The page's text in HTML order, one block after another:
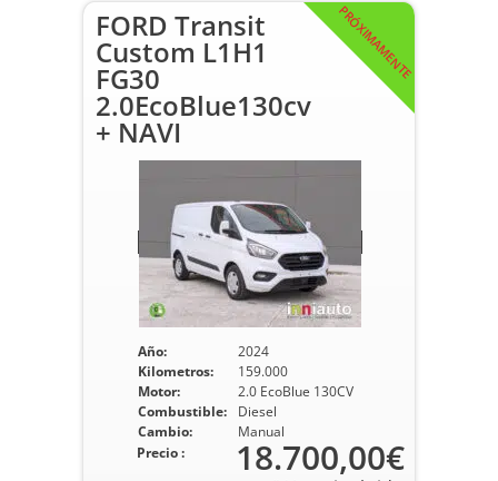
PRÓXIMAMENTE
FORD Transit
Custom L1H1
FG30
2.0EcoBlue130cv
+ NAVI
Año:
2024
Kilometros:
159.000
Motor:
2.0 EcoBlue 130CV
Combustible:
Diesel
Cambio:
Manual
Precio : 18.700,00€